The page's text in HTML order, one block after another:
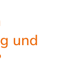
und